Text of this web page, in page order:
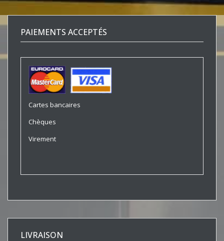
PAIEMENTS ACCEPTÉS
Cartes bancaires
Chèques
Virement
LIVRAISON